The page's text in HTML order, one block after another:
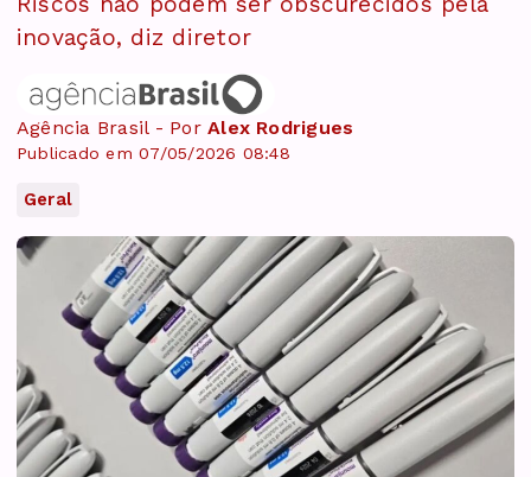
inovação, diz diretor
Agência Brasil - PorAlex Rodrigues
Publicado em 07/05/2026 08:48
Geral